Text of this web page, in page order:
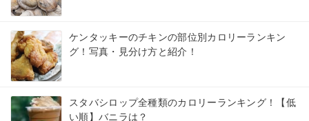
ケンタッキーのチキンの部位別カロリーランキン
グ！写真・見分け方と紹介！
スタバシロップ全種類のカロリーランキング！【低
い順】バニラは？